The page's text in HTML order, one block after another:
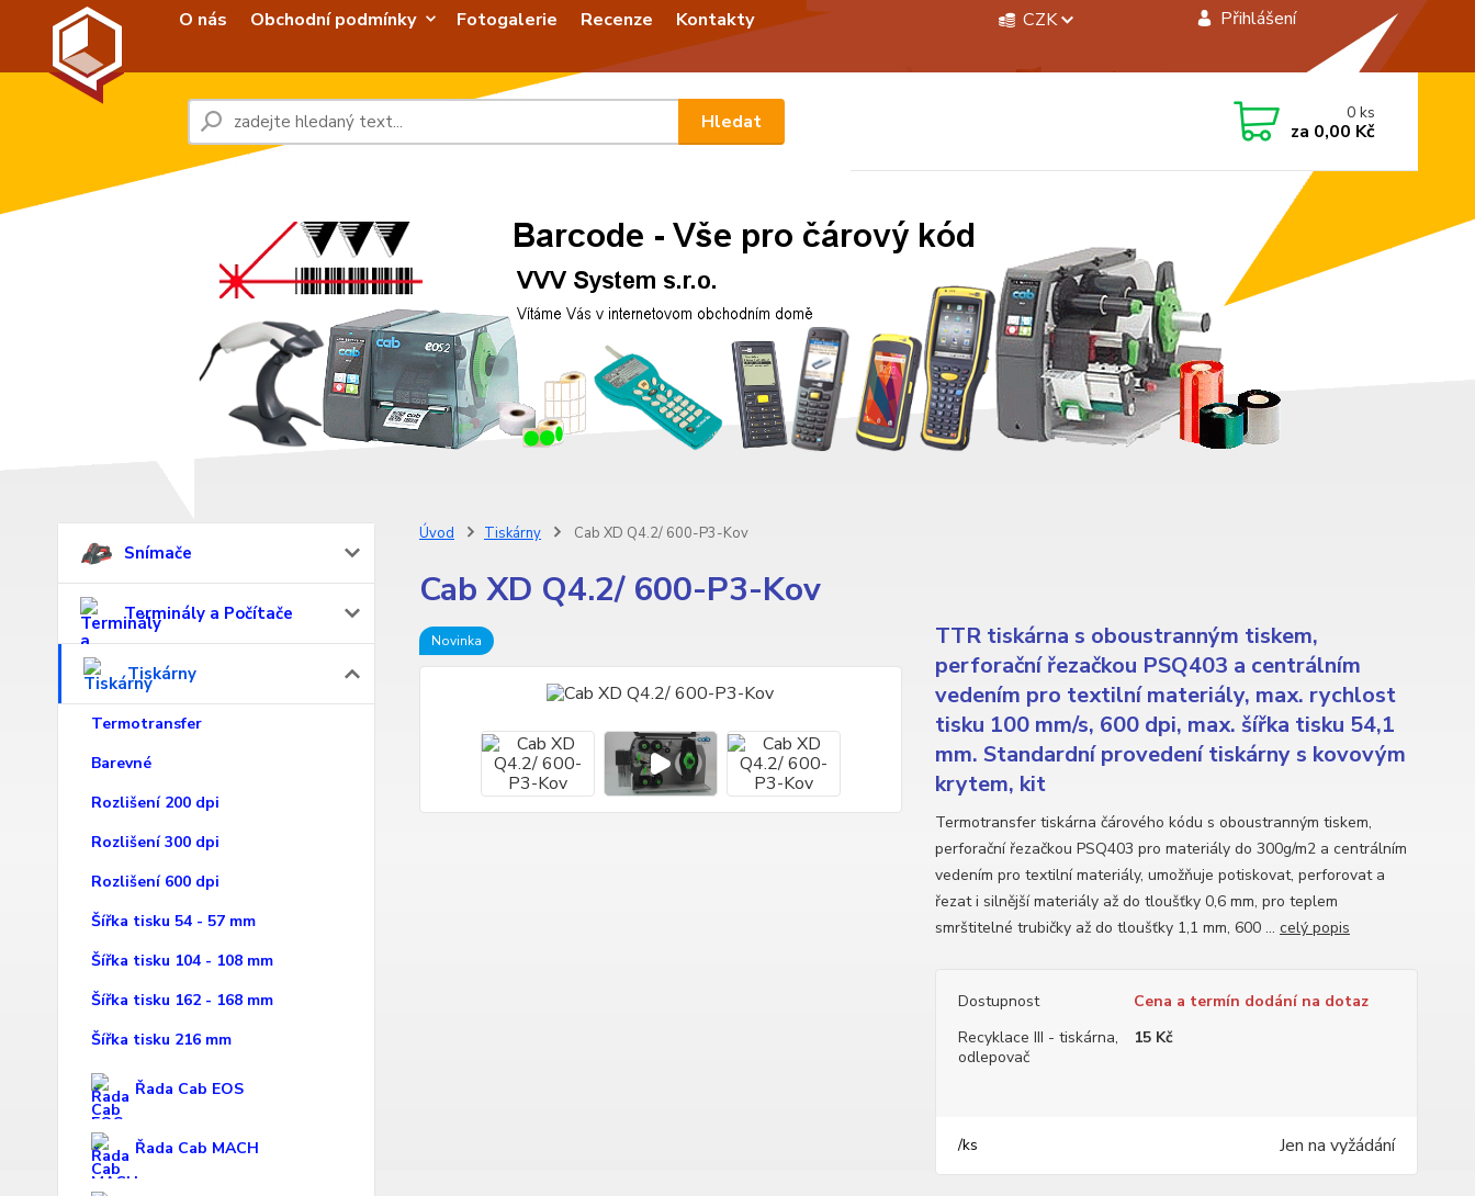
O nás Obchodní podmínky Fotogalerie Recenze Kontakty CZK Přihlášení
Hledat 0ks
za 0,00 Kč
Snímače
Terminály a Počítače
Tiskárny
Termotransfer
Barevné
Rozlišení 200 dpi
Rozlišení 300 dpi
Rozlišení 600 dpi
Šířka tisku 54 - 57 mm
Šířka tisku 104 - 108 mm
Šířka tisku 162 - 168 mm
Šířka tisku 216 mm
Řada Cab EOS
Řada Cab MACH
Úvod Tiskárny Cab XD Q4.2/ 600-P3-Kov
Cab XD Q4.2/ 600-P3-Kov
Novinka
TTR tiskárna s oboustranným tiskem,
perforační řezačkou PSQ403 a centrálním
vedením pro textilní materiály, max. rychlost
tisku 100 mm/s, 600 dpi, max. šířka tisku 54,1
mm. Standardní provedení tiskárny s kovovým
krytem, kit
Termotransfer tiskárna čárového kódu s oboustranným tiskem,
perforační řezačkou PSQ403 pro materiály do 300g/m2 a centrálním
vedením pro textilní materiály, umožňuje potiskovat, perforovat a
řezat i silnější materiály až do tloušťky 0,6 mm, pro teplem
smrštitelné trubičky až do tloušťky 1,1 mm, 600 ... celý popis
Dostupnost
Cena a termín dodání na dotaz
Recyklace III - tiskárna,
odlepovač
15 Kč
/ks Jen na vyžádání